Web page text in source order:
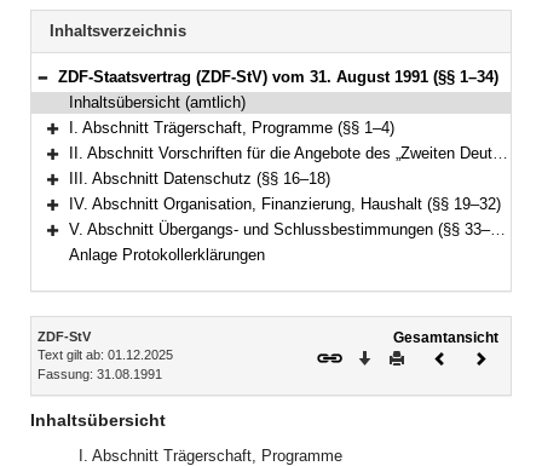
BAYERN.RECHT
letzten
Suche
Navigation
Inhaltsverzeichnis
Bereich reduzieren
ZDF-Staatsvertrag (ZDF-StV) vom 31. August 1991 (§§ 1–34)
Inhaltsübersicht (amtlich)
Bereich erweitern
I. Abschnitt Trägerschaft, Programme (§§ 1–4)
Bereich erweitern
II. Abschnitt Vorschriften für die Angebote des „Zweiten Deutschen Fernsehens (ZDF)“ (§§ 5–15)
Bereich erweitern
III. Abschnitt Datenschutz (§§ 16–18)
Bereich erweitern
IV. Abschnitt Organisation, Finanzierung, Haushalt (§§ 19–32)
Bereich erweitern
V. Abschnitt Übergangs- und Schlussbestimmungen (§§ 33–34)
Anlage Protokollerklärungen
Inhalt
ZDF-StV
Text gilt ab: 01.12.2025
Fassung: 31.08.1991
Gesamtansicht
Download
DruckenVorheriges
Inhaltsübersicht
I. Abschnitt Trägerschaft, Programme